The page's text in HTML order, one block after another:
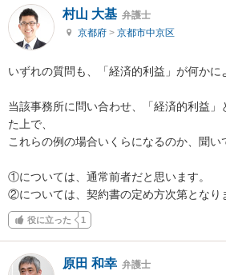
村山 大基 弁護士
京都府 > 京都市中京区
いずれの質問も、「経済的利益」が何かに
当該事務所に問い合わせ、「経済的利益」
た上で、
これらの例の場合いくらになるのか、聞い
①については、通常前者だと思います。
②については、契約書の定め方次第となり
役に立った 1
原田 和幸 弁護士